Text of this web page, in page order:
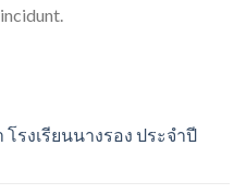
รงเรียนนางรอง ประจำปี